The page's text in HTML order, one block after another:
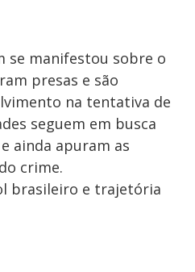
se manifestou sobre o
presas e são
na tentativa de
seguem em busca
ainda apuram as
crime.
brasileiro e trajetória